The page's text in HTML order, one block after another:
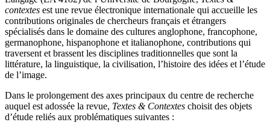
contextes est une revue électronique internationale qui accueille les
contributions originales de chercheurs français et étrangers
spécialisés dans le domaine des cultures anglophone, francophone,
germanophone, hispanophone et italianophone, contributions qui
traversent et brassent les disciplines traditionnelles que sont la
littérature, la linguistique, la civilisation, l’histoire des idées et l’étude
de l’image.
Dans le prolongement des axes principaux du centre de recherche
auquel est adossée la revue, Textes & Contextes choisit des objets
d’étude reliés aux problématiques suivantes :